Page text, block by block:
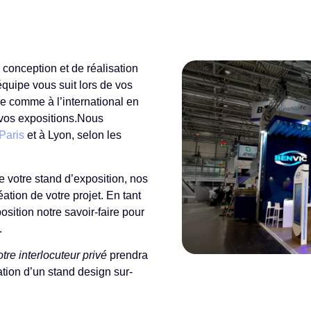
et de réalisation
vous suit lors de vos
comme à l’international en
expositions.Nous
et à Lyon, selon les
votre stand d’exposition, nos
de votre projet. En tant
notre savoir-faire pour
interlocuteur privé prendra
d’un stand design sur-